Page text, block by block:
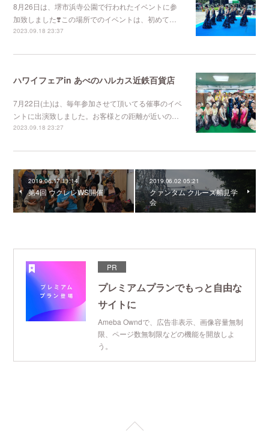
8月26日は、堺市浜寺公園で行われたイベントに参
加致しました❣️この場所でのイベントは、初めて…
2023.09.18 23:37
ハワイフェアin あべのハルカス近鉄百貨店
7月22日(土)は、毎年参加させて頂いてる催事のイベ
ントに出演致しました。お客様との距離が近いの…
2023.09.18 23:27
2019.06.17 11:14
第4回 ウクレレWS開催
2019.06.02 05:21
クァンタム クルーズ船見学
会
PR
プレミアムプランでもっと自由な
サイトに
Ameba Owndで、広告非表示、画像容量無制
限、ページ数無制限などの機能を開放しよ
う。